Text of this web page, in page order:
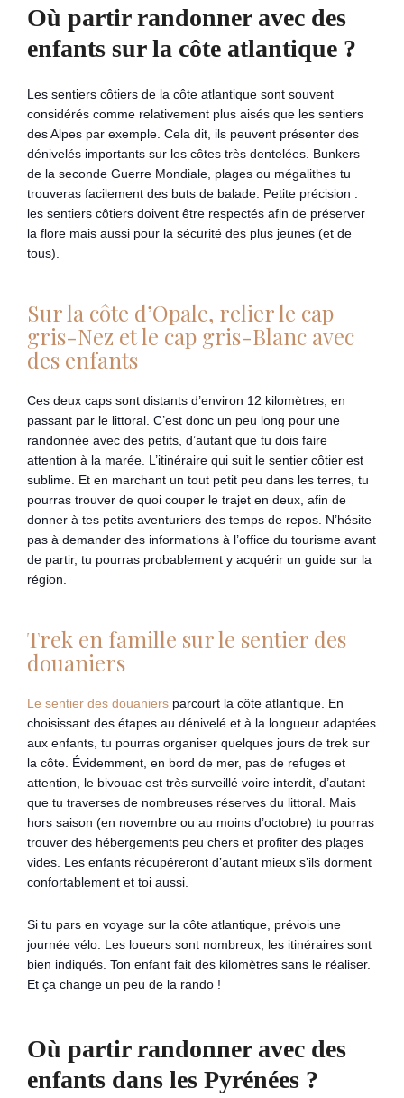
Où partir randonner avec des
enfants sur la côte atlantique ?
Les sentiers côtiers de la côte atlantique sont souvent
considérés comme relativement plus aisés que les sentiers
des Alpes par exemple. Cela dit, ils peuvent présenter des
dénivelés importants sur les côtes très dentelées. Bunkers
de la seconde Guerre Mondiale, plages ou mégalithes tu
trouveras facilement des buts de balade. Petite précision :
les sentiers côtiers doivent être respectés afin de préserver
la flore mais aussi pour la sécurité des plus jeunes (et de
tous).
Sur la côte d’Opale, relier le cap
gris-Nez et le cap gris-Blanc avec
des enfants
Ces deux caps sont distants d’environ 12 kilomètres, en
passant par le littoral. C’est donc un peu long pour une
randonnée avec des petits, d’autant que tu dois faire
attention à la marée. L’itinéraire qui suit le sentier côtier est
sublime. Et en marchant un tout petit peu dans les terres, tu
pourras trouver de quoi couper le trajet en deux, afin de
donner à tes petits aventuriers des temps de repos. N’hésite
pas à demander des informations à l’office du tourisme avant
de partir, tu pourras probablement y acquérir un guide sur la
région.
Trek en famille sur le sentier des
douaniers
Le sentier des douaniers parcourt la côte atlantique. En
choisissant des étapes au dénivelé et à la longueur adaptées
aux enfants, tu pourras organiser quelques jours de trek sur
la côte. Évidemment, en bord de mer, pas de refuges et
attention, le bivouac est très surveillé voire interdit, d’autant
que tu traverses de nombreuses réserves du littoral. Mais
hors saison (en novembre ou au moins d’octobre) tu pourras
trouver des hébergements peu chers et profiter des plages
vides. Les enfants récupéreront d’autant mieux s’ils dorment
confortablement et toi aussi.
Si tu pars en voyage sur la côte atlantique, prévois une
journée vélo. Les loueurs sont nombreux, les itinéraires sont
bien indiqués. Ton enfant fait des kilomètres sans le réaliser.
Et ça change un peu de la rando !
Où partir randonner avec des
enfants dans les Pyrénées ?